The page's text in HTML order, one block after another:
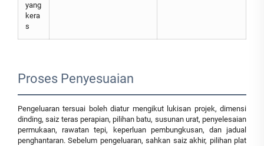
yang
kera
s
Proses Penyesuaian
Pengeluaran tersuai boleh diatur mengikut lukisan projek, dimensi
dinding, saiz teras perapian, pilihan batu, susunan urat, penyelesaian
permukaan, rawatan tepi, keperluan pembungkusan, dan jadual
penghantaran. Sebelum pengeluaran, sahkan saiz akhir, pilihan plat